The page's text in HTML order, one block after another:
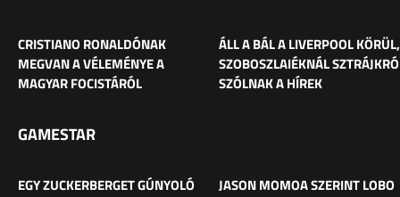
CRISTIANO RONALDÓNAK
MEGVAN A VÉLEMÉNYE A
MAGYAR FOCISTÁRÓL
ÁLL A BÁL A LIVERPOOL KÖRÜL,
SZOBOSZLAIÉKNÁL
SZÓLNAK A HÍREK
GAMESTAR
EGY ZUCKERBERGET GÚNYOLÓ
JASON MOMOA SZERINT LOBO